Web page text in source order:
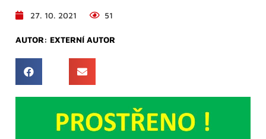
27. 10. 2021 51
AUTOR: EXTERNÍ AUTOR